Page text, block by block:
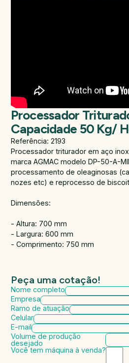
Processador
Capacidade 50 Kg/
Referência: 2193
Processador triturador em aço
marca AGMAC modelo DP-50-A-
processamento de oleaginosas
nozes etc) e reprocesso de
Dimensões:
- Altura: 700 mm
- Largura: 600 mm
- Comprimento: 750 mm
Peça uma cotação!
Nome completo
Empresa
Ramo de atuação
Celular
E-mail
Volume de produção
desejado
Você tem máquina à venda?